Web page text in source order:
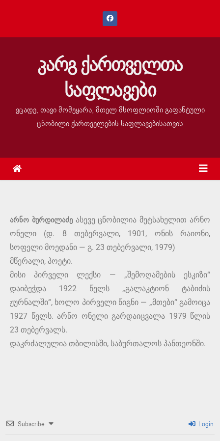
კარგ ქართველთა
საფლავები
ვცადე, თავი მომეყარა, მთელ მსოფლიოში გაფანტული
ცნობილი ქართველების საფლავებისათვის
არნო ბურდილაძეასევე ცნობილია მეტსახელით არნო
ონელი (დ. 8 თებერვალი, 1901, ონის რაიონი,
სოფელი მოედანი — გ. 23 თებერვალი, 1979)
მწერალი, პოეტი.
მისი პირველი ლექსი — „შემოღამების ესკიზი“
დაიბეჭდა 1922 წელს „გალაკტიონ ტაბიძის
ჟურნალში“, ხოლო პირველი წიგნი — „მთები“ გამოიცა
1927 წელს. არნო ონელი გარდაიცვალა 1979 წლის
23 თებერვალს.
დაკრძალულია თბილისში, საბურთალოს პანთეონში.
Subscribe Login